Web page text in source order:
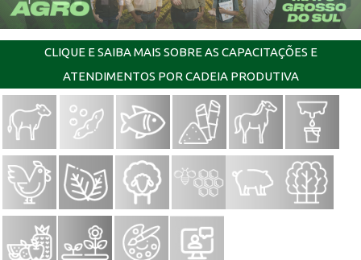
CLIQUE E SAIBA MAIS SOBRE AS CAPACITAÇÕES E
ATENDIMENTOS POR CADEIA PRODUTIVA